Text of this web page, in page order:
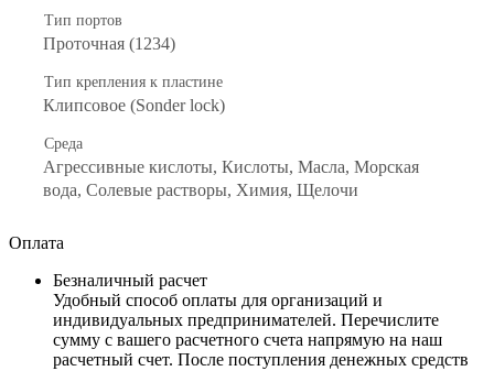
Тип портов
Проточная (1234)
Тип крепления к пластине
Клипсовое (Sonder lock)
Среда
Агрессивные кислоты, Кислоты, Масла, Морская
вода, Солевые растворы, Химия, Щелочи
Оплата
Безналичный расчет
Удобный способ оплаты для организаций и
индивидуальных предпринимателей. Перечислите
сумму с вашего расчетного счета напрямую на наш
расчетный счет. После поступления денежных средств